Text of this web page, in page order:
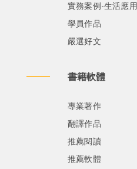
實務案例-生活應用
學員作品
嚴選好文
書籍軟體
專業著作
翻譯作品
推薦閱讀
推薦軟體